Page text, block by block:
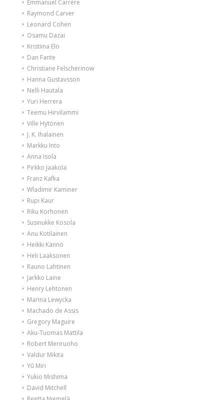
Emmanuel Carrère
Raymond Carver
Leonard Cohen
Osamu Dazai
Kristiina Elo
Dan Fante
Christiane Felscherinow
Hanna Gustavsson
Nelli Hautala
Yuri Herrera
Teemu Hirvilammi
Ville Hytönen
J. K. Ihalainen
Markku Into
Anna Isola
Pirkko Jaakola
Franz Kafka
Wladimir Kaminer
Rupi Kaur
Riku Korhonen
Susinukke Kosola
Anu Kotilainen
Heikki Kännö
Heli Laaksonen
Rauno Lahtinen
Jarkko Laine
Henry Lehtonen
Marina Lewycka
Machado de Assis
Gregory Maguire
Aku-Tuomas Mattila
Robert Meriruoho
Valdur Mikita
Yū Miri
Yukio Mishima
David Mitchell